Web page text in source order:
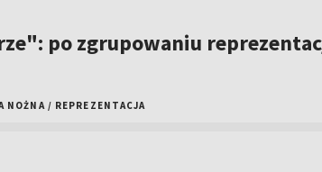
po zgrupowaniu
NOŻNA / REPREZENTACJA